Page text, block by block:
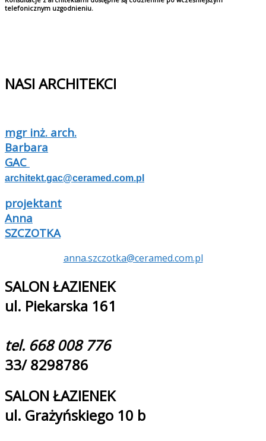
telefonicznym uzgodnieniu.
NASI ARCHITEKCI
mgr inż. arch.
Barbara
GAC
architekt.gac@ceramed.com.pl
projektant
Anna
SZCZOTKA
anna.szczotka@ceramed.com.pl
SALON ŁAZIENEK
ul. Piekarska 161
tel. 668 008 776
33/ 8298786
SALON ŁAZIENEK
ul. Grażyńskiego 10 b